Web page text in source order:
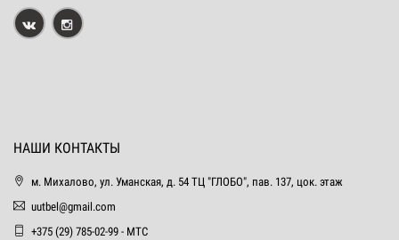
НАШИ КОНТАКТЫ
м. Михалово, ул. Уманская, д. 54 ТЦ "ГЛОБО", пав. 137, цок. этаж
uutbel@gmail.com
+375 (29) 785-02-99 - МТС